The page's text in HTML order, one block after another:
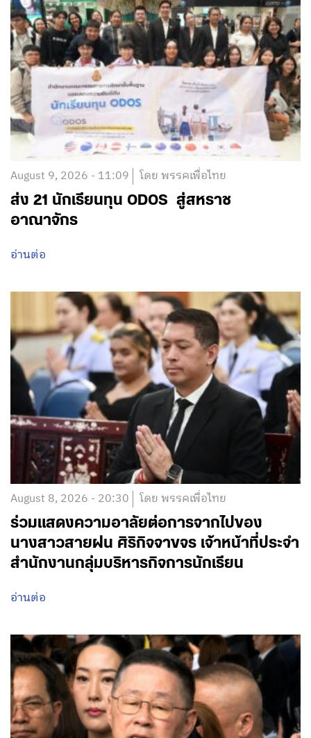
August 9, 2026 - 11:09 โดย พรรคเพื่อไทย
ส่ง 21 นักเรียนทุน ODOS สู่สหราช
อาณาจักร
อ่านต่อ
August 8, 2026 - 20:30 โดย พรรคเพื่อไทย
ร่วมแสดงความอาลัยต่อการจากไปของ
นางสาวสายฝน ศิริกิจจาขจร เจ้าหน้าที่ประจำ
สำนักงานกลุ่มบริหารกิจการนักเรียน
อ่านต่อ